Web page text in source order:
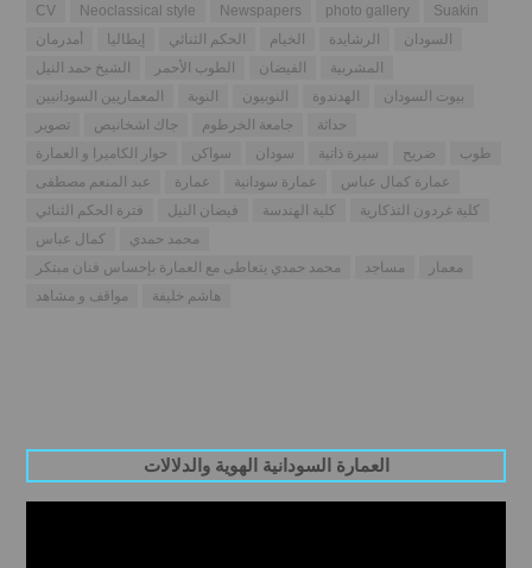
CV Neoclassical style Newspapers photo gallery
Suakin
أمدرمان
إيطاليا الحكم الثنائي الخيام الرشايدة
السودان
الشيخ حمد النيل
الطوب الأحمر الفيضان
المشربية
المعماريين السودانيين
النوبة النوبيون الهدندوة
بيوت السودان
تصوير
جاك اشخانيص جامعة الخرطوم
حداثة
حوار الكاميرا و العمارة
سواكن سودان سيرة ذاتية ضريح
طوب
عبد المنعم مصطفى
عمارة عمارة سودانية
عمارة كمال عباس
فترة الحكم الثنائي
فيضان النيل كلية الهندسة
كلية غردون التذكارية
كمال عباس
محمد حمدي
محمد حمدي يتعاطى مع العمارة بإحساس فنان مبتكر
مساجد
معمار
مواقف و مشاهد
هاشم خليفة
العمارة السودانية الهوية والدلالات